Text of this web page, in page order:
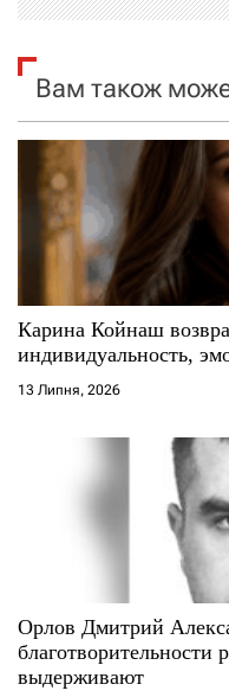
і
я
з
с
і
Вам також
Карина Койнаш
индивидуальность,
13 Липня, 2026
Орлов Дмитрий
благотворительности
выдерживают